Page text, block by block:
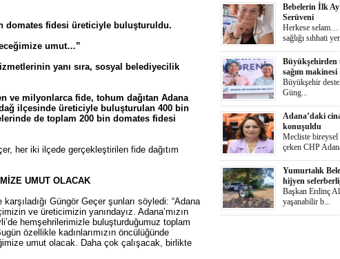
domates fidesi üreticiyle buluşturuldu.
umut…”
yanı sıra, sosyal belediyecilik
ve milyonlarca fide, tohum dağıtan Adana
ilçesinde üreticiyle buluşturulan 400 bin
de toplam 200 bin domates fidesi
her iki ilçede gerçekleştirilen fide dağıtım
UMUT OLACAK
Güngör Geçer şunları söyledi: “Adana
ve üreticimizin yanındayız. Adana’mızın
hemşehrilerimizle buluşturduğumuz toplam
özellikle kadınlarımızın öncülüğünde
umut olacak. Daha çok çalışacak, birlikte
Bebelerin İlk
Serüveni
Herkese selam…
sağlığı sıhhati
Büyükşehirden
sağım makinesi
Büyükşehir
Güng...
Adana’daki
konuşuldu
Mecliste
çeken CHP
Yumurtalık
hijyen
Başkan Erdinç
yaşanabilir b...